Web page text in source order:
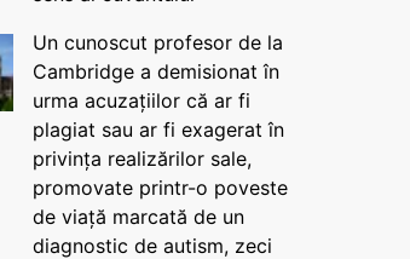
Un cunoscut profesor de la
Cambridge a demisionat în
urma acuzațiilor că ar fi
plagiat sau ar fi exagerat în
privința realizărilor sale,
promovate printr-o poveste
de viață marcată de un
diagnostic de autism, zeci